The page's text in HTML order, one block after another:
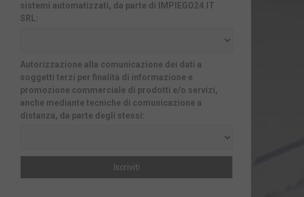
sistemi automatizzati, da parte di IMPIEGO24.IT
SRL:
Autorizzazione alla comunicazione dei dati a
soggetti terzi per finalità di informazione e
promozione commerciale di prodotti e/o servizi,
anche mediante tecniche di comunicazione a
distanza, da parte degli stessi: